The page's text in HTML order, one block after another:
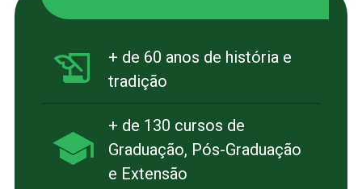
+ de 60 anos de história e
tradição
+ de 130 cursos de
Graduação, Pós-Graduação
e Extensão